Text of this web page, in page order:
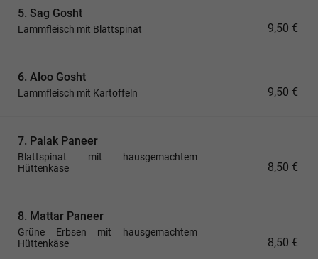
5. Sag Gosht
Lammfleisch mit Blattspinat 9,50 €
6. Aloo Gosht
Lammfleisch mit Kartoffeln 9,50 €
7. Palak Paneer
Blattspinat mit hausgemachtem
Hüttenkäse
8,50 €
8. Mattar Paneer
Grüne Erbsen mit hausgemachtem
Hüttenkäse
8,50 €